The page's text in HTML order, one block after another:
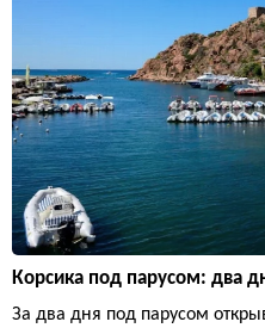
Корсика под парусом: два
За два дня под парусом